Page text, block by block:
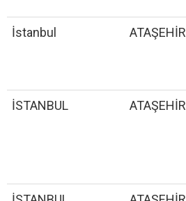
İstanbul ATAŞEHİR
İSTANBUL ATAŞEHİR